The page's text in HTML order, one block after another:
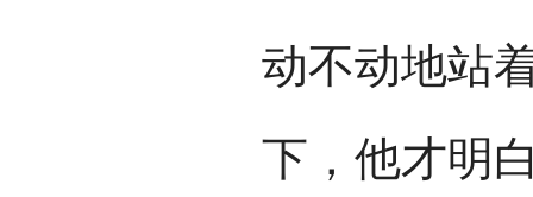
动不动地站
下，他才明